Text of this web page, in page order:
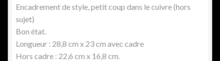
Encadrement de style, petit coup dans le cuivre (hors
sujet)
Bon état.
Longueur : 28,8 cm x 23 cm avec cadre
Hors cadre : 22,6 cm x 16,8 cm.